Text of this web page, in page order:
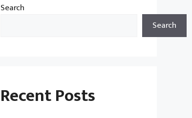
Search
Search
Recent Posts